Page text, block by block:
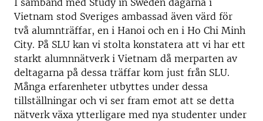
I samband med Study in Sweden dagarna i
Vietnam stod Sveriges ambassad även värd för
två alumnträffar, en i Hanoi och en i Ho Chi Minh
City. På SLU kan vi stolta konstatera att vi har ett
starkt alumnnätverk i Vietnam då merparten av
deltagarna på dessa träffar kom just från SLU.
Många erfarenheter utbyttes under dessa
tillställningar och vi ser fram emot att se detta
nätverk växa ytterligare med nya studenter under